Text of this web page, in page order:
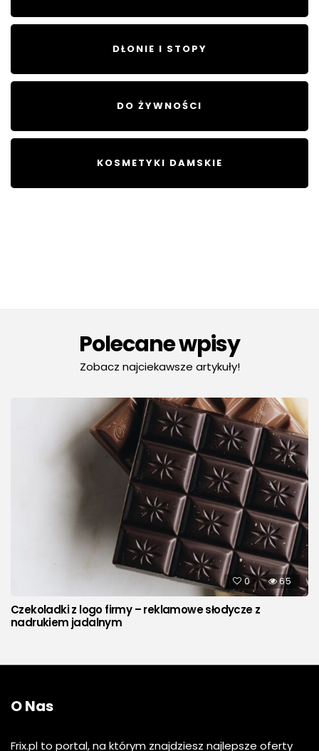
DŁONIE I STOPY
DO ŻYWNOŚCI
KOSMETYKI DAMSKIE
Polecane wpisy
Zobacz najciekawsze artykuły!
0 65
Czekoladki z logo firmy – reklamowe słodycze z
nadrukiem jadalnym
O Nas
Frix.pl to portal, na którym znajdziesz najlepsze oferty